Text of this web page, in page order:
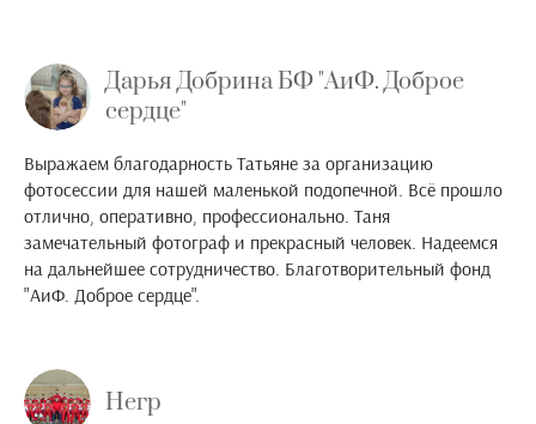
Дарья Добрина БФ "АиФ. Доброе
сердце"
Выражаем благодарность Татьяне за организацию
фотосессии для нашей маленькой подопечной. Всё прошло
отлично, оперативно, профессионально. Таня
замечательный фотограф и прекрасный человек. Надеемся
на дальнейшее сотрудничество. Благотворительный фонд
"АиФ. Доброе сердце".
Негр